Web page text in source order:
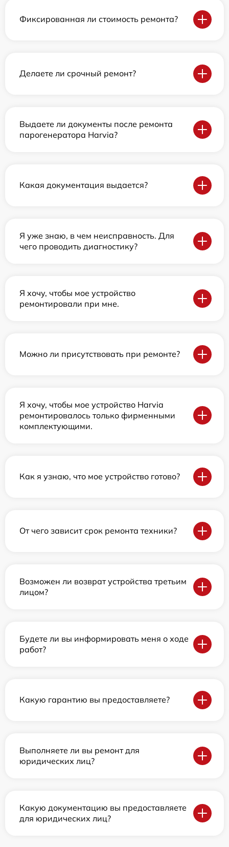
Фиксированная ли стоимость ремонта?
Делаете ли срочный ремонт?
Выдаете ли документы после ремонта
парогенератора Harvia?
Какая документация выдается?
Я уже знаю, в чем неисправность. Для
чего проводить диагностику?
Я хочу, чтобы мое устройство
ремонтировали при мне.
Можно ли присутствовать при ремонте?
Я хочу, чтобы мое устройство Harvia
ремонтировалось только фирменными
комплектующими.
Как я узнаю, что мое устройство готово?
От чего зависит срок ремонта техники?
Возможен ли возврат устройства третьим
лицом?
Будете ли вы информировать меня о ходе
работ?
Какую гарантию вы предоставляете?
Выполняете ли вы ремонт для
юридических лиц?
Какую документацию вы предоставляете
для юридических лиц?